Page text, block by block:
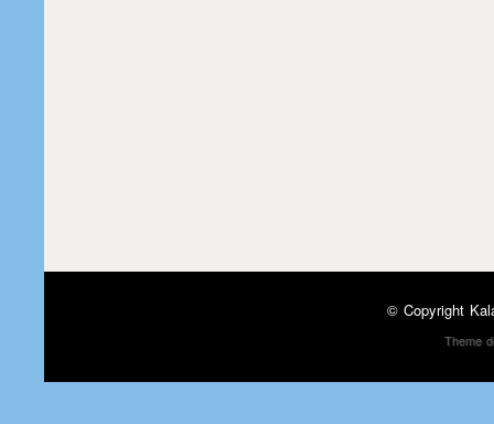
© Copyright
Theme